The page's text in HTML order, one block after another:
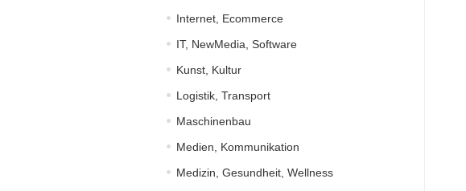
Internet, Ecommerce
IT, NewMedia, Software
Kunst, Kultur
Logistik, Transport
Maschinenbau
Medien, Kommunikation
Medizin, Gesundheit, Wellness